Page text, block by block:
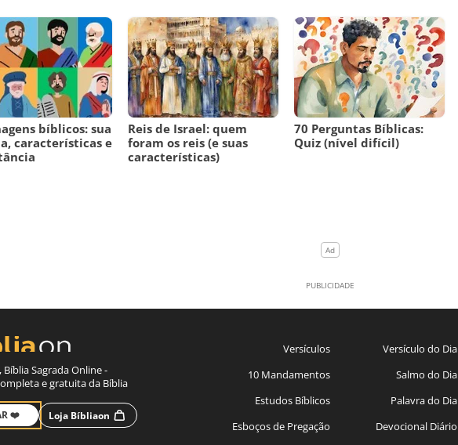
bíblicos: sua
características e
Reis de Israel: quem
foram os reis (e suas
características)
70 Perguntas Bíblicas:
Quiz (nível difícil)
Bíblia Sagrada Online -
e gratuita da Bíblia
❤️ Loja Bíbliaon
Versículos
10 Mandamentos
Estudos Bíblicos
Esboços de Pregação
Versículo do Dia
Salmo do Dia
Palavra do Dia
Devocional Diário